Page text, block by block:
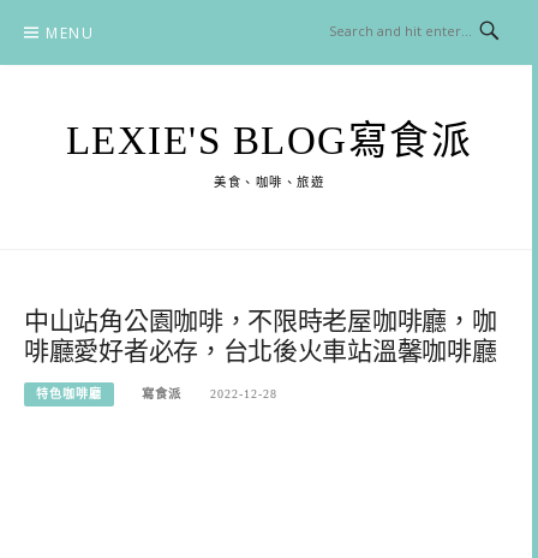
content
MENU
LEXIE'S BLOG寫食派
美食、咖啡、旅遊
中山站角公園咖啡，不限時老屋咖啡廳，咖
啡廳愛好者必存，台北後火車站溫馨咖啡廳
特色咖啡廳 寫食派 2022-12-28